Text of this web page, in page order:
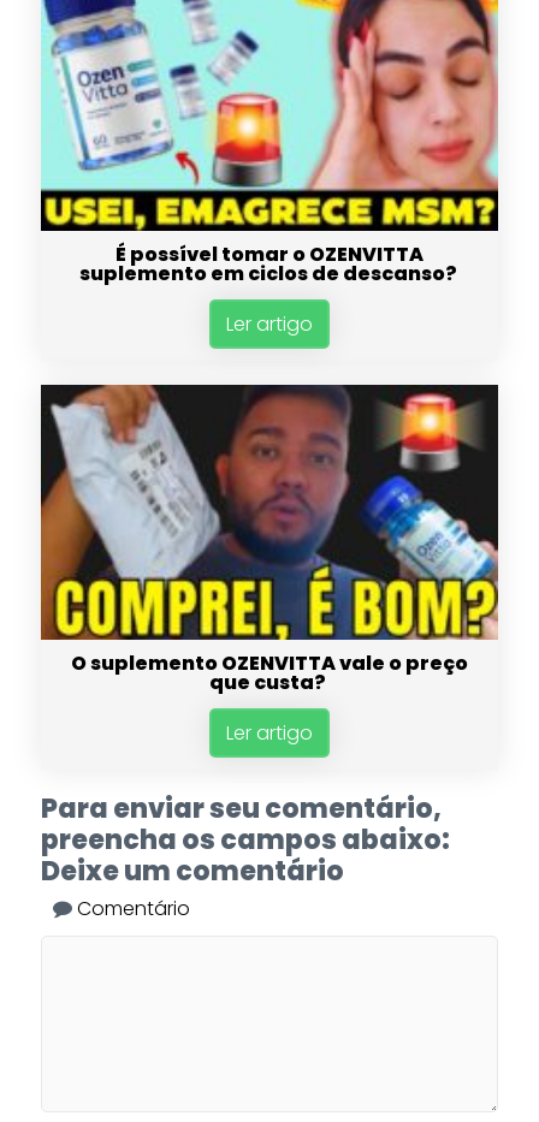
É possível tomar o OZENVITTA
suplemento em ciclos de descanso?
Ler artigo
O suplemento OZENVITTA vale o preço
que custa?
Ler artigo
Para enviar seu comentário,
preencha os campos abaixo:
Deixe um comentário
Comentário